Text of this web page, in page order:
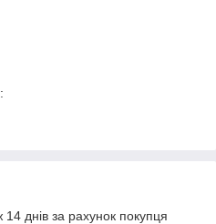
днів за рахунок покупця